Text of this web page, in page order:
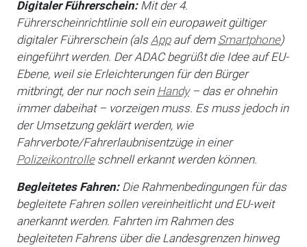
Digitaler Führerschein:Mit der 4.
Führerscheinrichtlinie soll ein europaweit gültiger
digitaler Führerschein (als Appauf dem Smartphone)
eingeführt werden. Der ADAC begrüßt die Idee auf EU-
Ebene, weil sie Erleichterungen für den Bürger
mitbringt, der nur noch sein Handy– das er ohnehin
immer dabeihat – vorzeigen muss. Es muss jedoch in
der Umsetzung geklärt werden, wie
Fahrverbote/Fahrerlaubnisentzüge in einer
Polizeikontrolleschnell erkannt werden können.
Begleitetes Fahren:Die Rahmenbedingungen für das
begleitete Fahren sollen vereinheitlicht und EU-weit
anerkannt werden. Fahrten im Rahmen des
begleiteten Fahrens über die Landesgrenzen hinweg